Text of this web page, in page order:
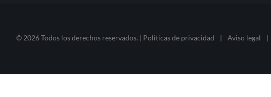
© 2026 Todos los derechos reservados. | Politicas de privacidad | Aviso legal |